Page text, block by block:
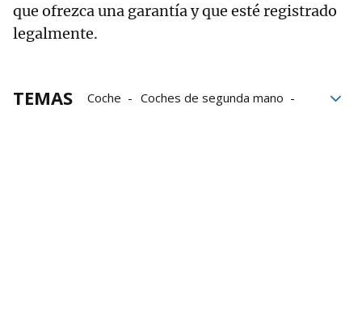
que ofrezca una garantía y que esté registrado
legalmente.
TEMAS Coche
Coches de segunda mano